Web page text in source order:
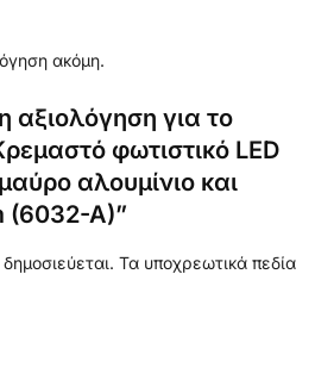
ακόμη.
αξιολόγηση για το
φωτιστικό LED
αλουμίνιο και
(6032-A)”
Τα υποχρεωτικά πεδία